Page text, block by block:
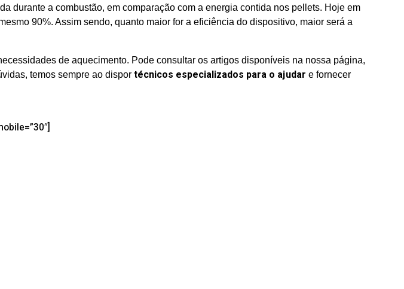
durante a combustão, em comparação com a energia contida nos pellets. Hoje em
90%. Assim sendo, quanto maior for a eficiência do dispositivo, maior será a
de aquecimento. Pode consultar os artigos disponíveis na nossa página,
temos sempre ao dispor técnicos especializados para o ajudar e fornecer